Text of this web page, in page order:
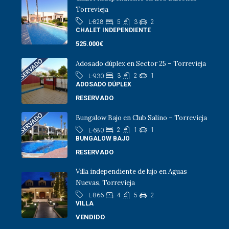
Torrevieja
L-828 5 3
2
CHALET INDEPENDIENTE
525.000€
Adosado dúplex en Sector 25 – Torrevieja
L-930 3 2
1
ADOSADO DÚPLEX
RESERVADO
Bungalow Bajo en Club Salino – Torrevieja
L-680 2 1
1
BUNGALOW BAJO
RESERVADO
Villa independiente de lujo en Aguas
Nuevas, Torrevieja
L-866 4 5
2
VILLA
VENDIDO